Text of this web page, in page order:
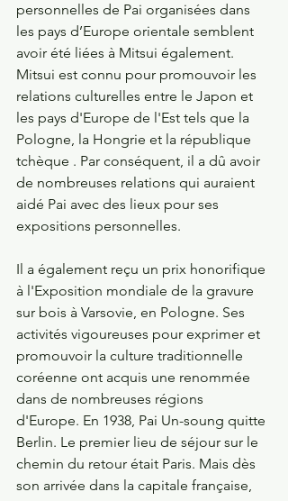
personnelles de Pai organisées dans
les pays d’Europe orientale semblent
avoir été liées à Mitsui également.
Mitsui est connu pour promouvoir les
relations culturelles entre le Japon et
les pays d'Europe de l'Est tels que la
Pologne, la Hongrie et la république
tchèque . Par conséquent, il a dû avoir
de nombreuses relations qui auraient
aidé Pai avec des lieux pour ses
expositions personnelles.
Il a également reçu un prix honorifique
à l'Exposition mondiale de la gravure
sur bois à Varsovie, en Pologne. Ses
activités vigoureuses pour exprimer et
promouvoir la culture traditionnelle
coréenne ont acquis une renommée
dans de nombreuses régions
d'Europe. En 1938, Pai Un-soung quitte
Berlin. Le premier lieu de séjour sur le
chemin du retour était Paris. Mais dès
son arrivée dans la capitale française,